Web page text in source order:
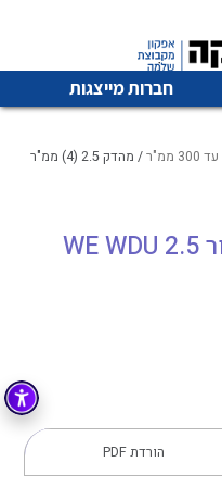
חברות מייצגות
זמינות
בישראל בשיווק
ב7 תחומים:
ואלקטרוניקה
לכל מוצרי היצרן
לכל מוצרי היצרן
/ מהדק 2.5 (4) ממ"ר
מהדק 2.5 (4) ממ"ר אפור WE WDU 2.5
הורדת PDF